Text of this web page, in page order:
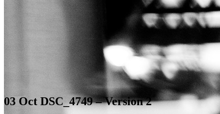
03 Oct DSC_4749 – Version 2